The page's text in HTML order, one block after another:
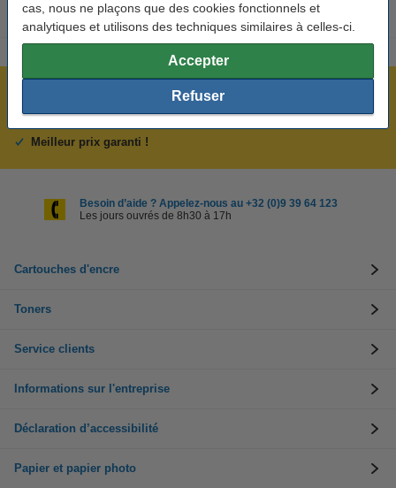
cas, nous ne plaçons que des cookies fonctionnels et
analytiques et utilisons des techniques similaires à celles-ci.
Accepter
Refuser
Plus de 5 millions de clients !
Commandé avant 22h00, livré demain !
Meilleur prix garanti !
Besoin d’aide ? Appelez-nous au +32 (0)9 39 64 123
Les jours ouvrés de 8h30 à 17h
Cartouches d'encre
Toners
Service clients
Informations sur l'entreprise
Déclaration d’accessibilité
Papier et papier photo